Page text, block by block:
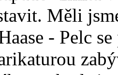
Měli
- Pelc